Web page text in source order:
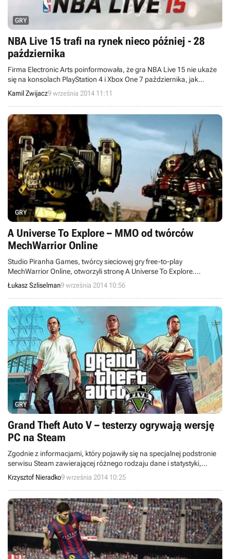
GRY
NBA Live 15 trafi na rynek nieco później - 28
października
Firma Electronic Arts poinformowała, że gra NBA Live 15 nie ukaże
się na konsolach PlayStation 4 i Xbox One 7 października, jak
wcześniej planowano, lecz zaliczy trzytygodniowy poślizg. Tytuł trafi
na rynek 28 października, gdyż twórcy potrzebują nieco więcej
czasu na dopieszczenie swojego "dziecka".
Kamil Zwijacz9 września 2014 11:11
GRY
A Universe To Explore – MMO od twórców
MechWarrior Online
Studio Piranha Games, twórcy sieciowej gry free-to-play
MechWarrior Online, otworzyli stronę A Universe To Explore.
Dowiadujemy się z niej, że dziś wieczorem deweloper ujawni swoją
nową produkcję, będącą kosmicznym MMO.
Łukasz Szliselman9 września 2014 10:56
GRY
Grand Theft Auto V – testerzy ogrywają wersję
PC na Steam
Zgodnie z informacjami, który pojawiły się na specjalnej podstronie
serwisu Steam zawierającej różnego rodzaju dane i statystyki,
dwóch testerów spędziło w czasie ostatniego weekendu 5-6 godzin,
grając w Grand Theft Auto V na PC. Co więcej, okazuje się, że edycja
tworzona z myślą o komputerach osobistych jest tworzona już od
2012 roku i najprawdopodobniej będzie główną platformą, w jaką
celować zamierza Rockstar Games.
Krzysztof Nieradko9 września 2014 10:25